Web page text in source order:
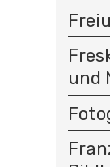
und